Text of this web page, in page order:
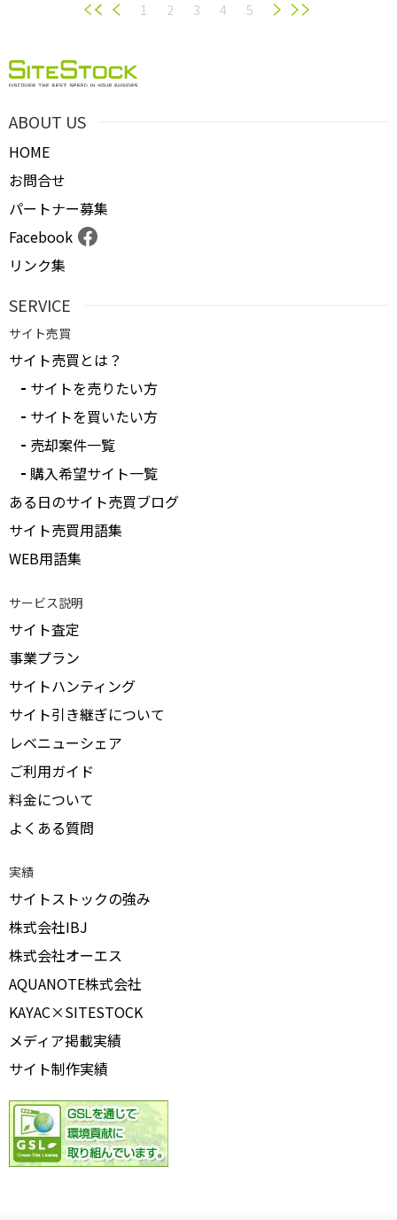
1 2 3 4 5
ABOUT US
HOME
お問合せ
パートナー募集
Facebook
リンク集
SERVICE
サイト売買
サイト売買とは？
サイトを売りたい方
サイトを買いたい方
売却案件一覧
購入希望サイト一覧
ある日のサイト売買ブログ
サイト売買用語集
WEB用語集
サービス説明
サイト査定
事業プラン
サイトハンティング
サイト引き継ぎについて
レベニューシェア
ご利用ガイド
料金について
よくある質問
実績
サイトストックの強み
株式会社IBJ
株式会社オーエス
AQUANOTE株式会社
KAYAC×SITESTOCK
メディア掲載実績
サイト制作実績